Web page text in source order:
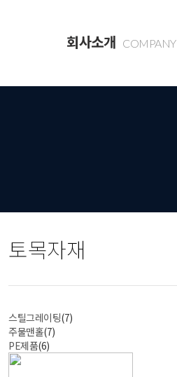
회사소개 COMPANY
토목자재
스틸그레이팅(7)
주물맨홀(7)
PE제품(6)